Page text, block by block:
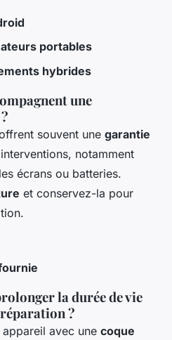
portables
hybrides
une
souvent une garantie
notamment
écrans ou batteries.
et conservez-la pour
la durée de vie
?
avec une coque